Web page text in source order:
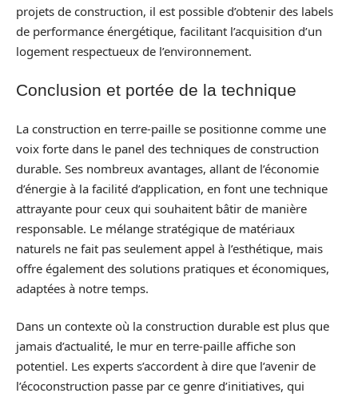
projets de construction, il est possible d’obtenir des labels
de performance énergétique, facilitant l’acquisition d’un
logement respectueux de l’environnement.
Conclusion et portée de la technique
La construction en terre-paille se positionne comme une
voix forte dans le panel des techniques de construction
durable. Ses nombreux avantages, allant de l’économie
d’énergie à la facilité d’application, en font une technique
attrayante pour ceux qui souhaitent bâtir de manière
responsable. Le mélange stratégique de matériaux
naturels ne fait pas seulement appel à l’esthétique, mais
offre également des solutions pratiques et économiques,
adaptées à notre temps.
Dans un contexte où la construction durable est plus que
jamais d’actualité, le mur en terre-paille affiche son
potentiel. Les experts s’accordent à dire que l’avenir de
l’écoconstruction passe par ce genre d’initiatives, qui